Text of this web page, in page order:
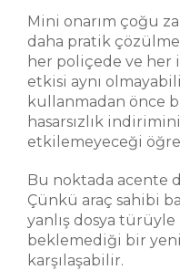
Mini onarım çoğu
daha pratik
her poliçede ve her
etkisi aynı
kullanmadan önce
hasarsızlık
etkilemeyeceği
Bu noktada acente
Çünkü araç sahibi
yanlış dosya
beklemediği bir
karşılaşabilir.